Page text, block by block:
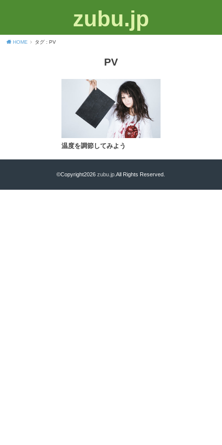
zubu.jp
HOME タグ : PV
PV
温度を調節してみよう
©Copyright2026zubu.jp.All Rights Reserved.